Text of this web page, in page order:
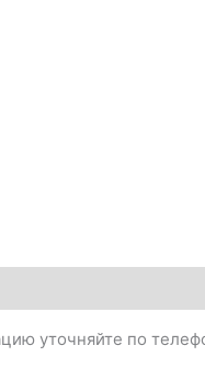
уточняйте по